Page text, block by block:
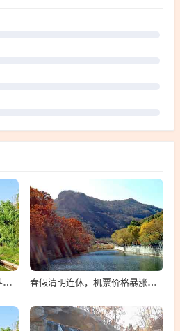
伊朗声称成功击中两处美军萨德反导系统，深度解析事件背景与影响 春假清明连休，机票价格暴涨，家长无奈应对